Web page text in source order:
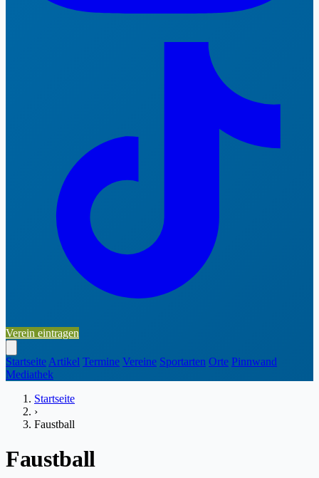
Verein eintragen
Startseite Artikel Termine Vereine Sportarten Orte Pinnwand
Mediathek
Startseite
›
Faustball
Faustball